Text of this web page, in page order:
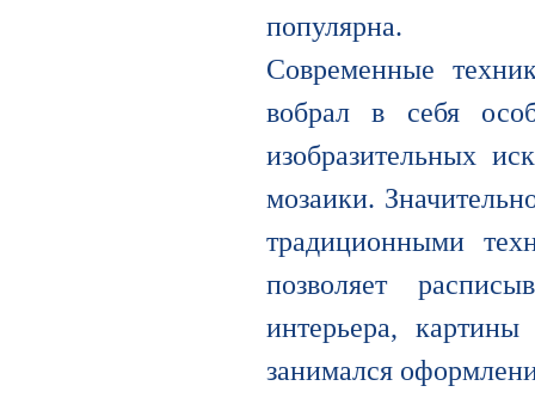
популярна.
Современные
вобрал в себя
изобразительных
мозаики.
традиционными
позволяет
интерьера,
занимался